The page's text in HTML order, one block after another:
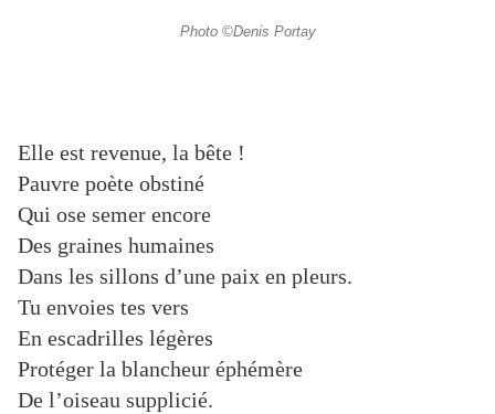
Photo ©Denis Portay
Elle est revenue, la bête !
Pauvre poète obstiné
Qui ose semer encore
Des graines humaines
Dans les sillons d’une paix en pleurs.
Tu envoies tes vers
En escadrilles légères
Protéger la blancheur éphémère
De l’oiseau supplicié.